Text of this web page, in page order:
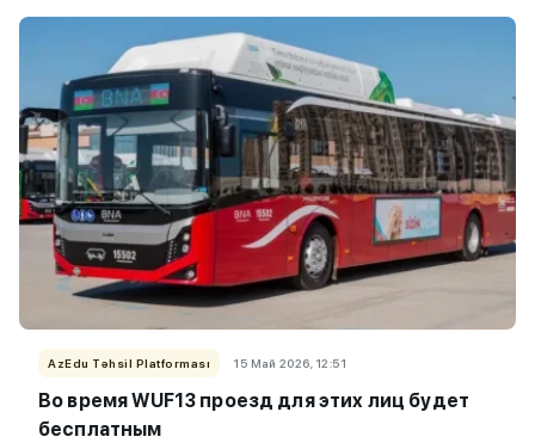
AzEdu Təhsil Platforması 15 Май 2026, 12:51
Во время WUF13 проезд для этих лиц будет
бесплатным